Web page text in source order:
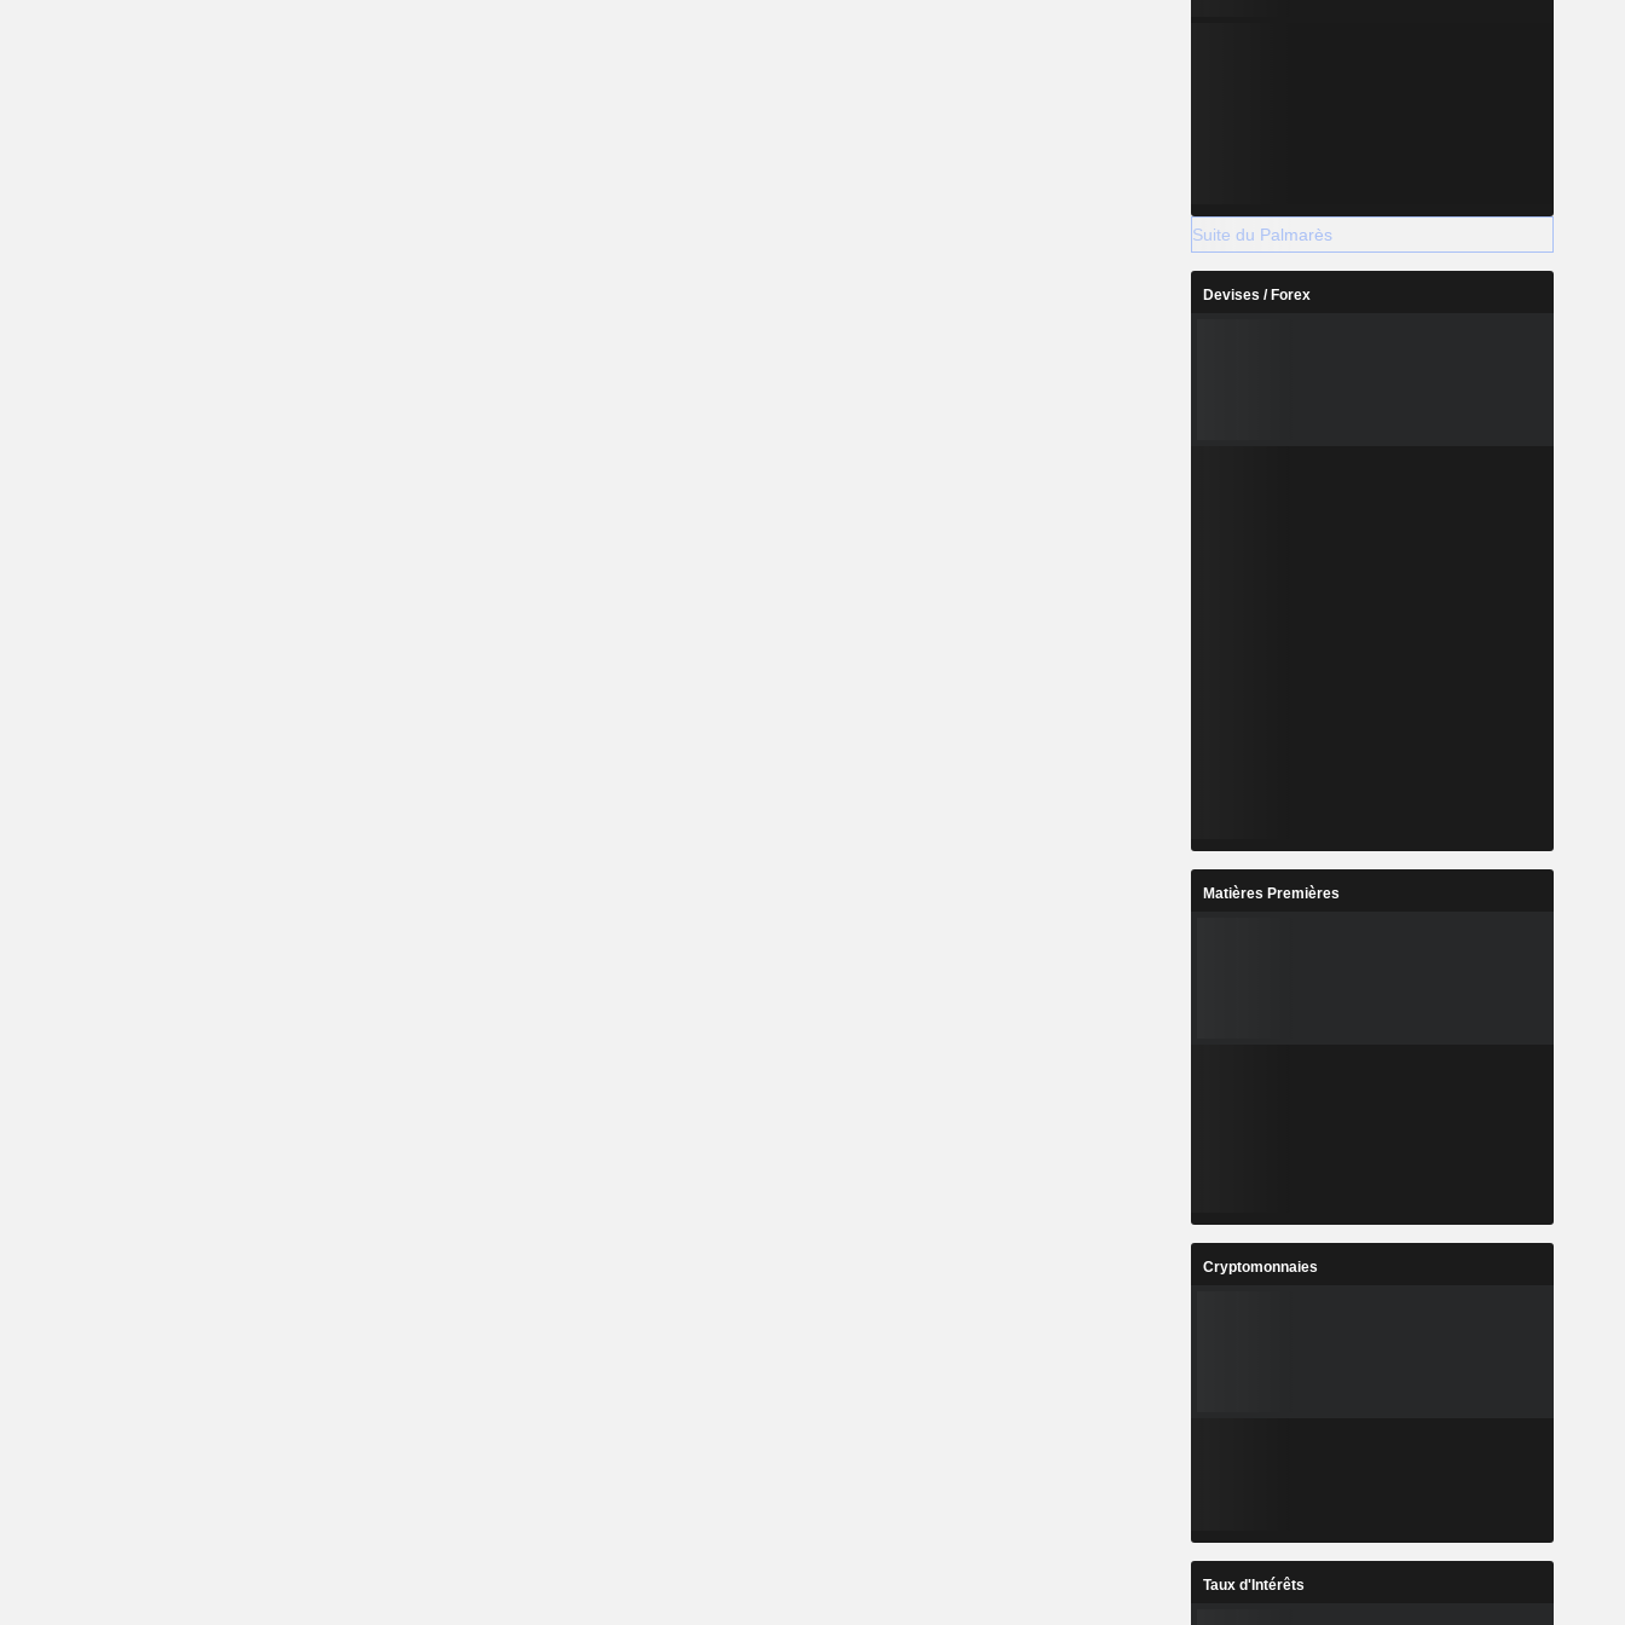
Suite du Palmarès
Devises / Forex
Matières Premières
Cryptomonnaies
Taux d'Intérêts